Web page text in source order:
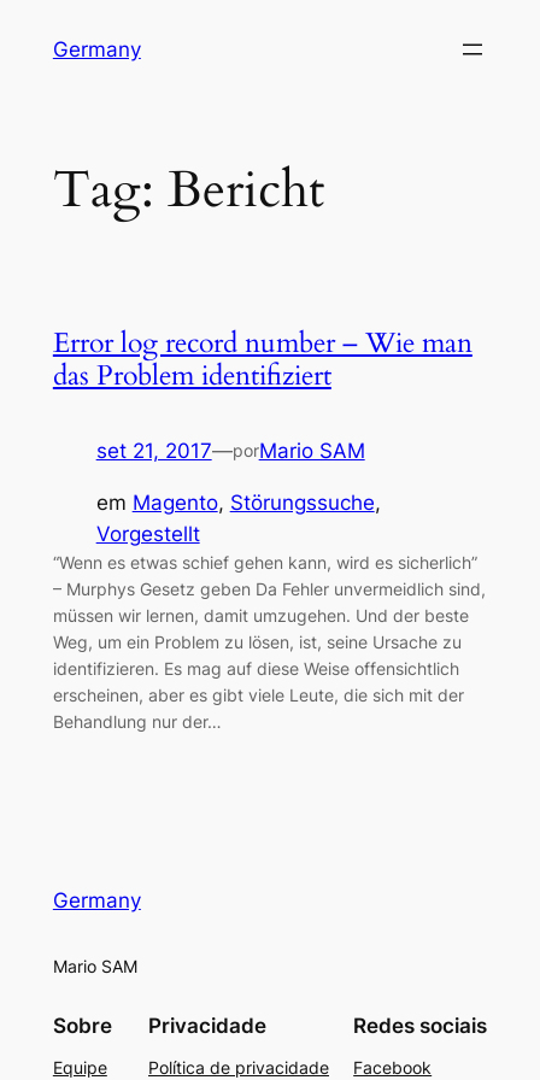
Germany
Tag: Bericht
Error log record number – Wie man
das Problem identifiziert
set 21, 2017—porMario SAM
em Magento, Störungssuche
Vorgestellt
“Wenn es etwas schief gehen kann, wird es sicherlich”
– Murphys Gesetz geben Da Fehler unvermeidlich sind,
müssen wir lernen, damit umzugehen. Und der beste
Weg, um ein Problem zu lösen, ist, seine Ursache zu
identifizieren. Es mag auf diese Weise offensichtlich
erscheinen, aber es gibt viele Leute, die sich mit der
Behandlung nur der…
Germany
Mario SAM
Sobre
Equipe
Privacidade
Política de privacidade
Redes sociais
Facebook